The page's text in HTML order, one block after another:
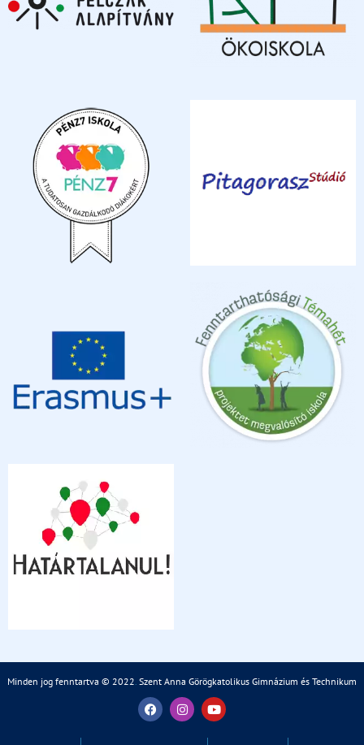
Minden jog fenntartva © 2022. Szent Anna Görögkatolikus Gimnázium és Technikum